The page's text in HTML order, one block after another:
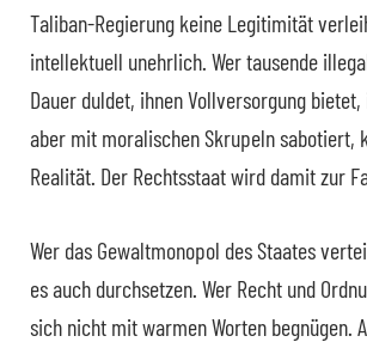
Taliban-Regierung keine Legitimität
intellektuell unehrlich. Wer tausende
Dauer duldet, ihnen Vollversorgung
aber mit moralischen Skrupeln sabotiert,
Realität. Der Rechtsstaat wird damit zur
Wer das Gewaltmonopol des Staates
es auch durchsetzen. Wer Recht und
sich nicht mit warmen Worten begnügen.